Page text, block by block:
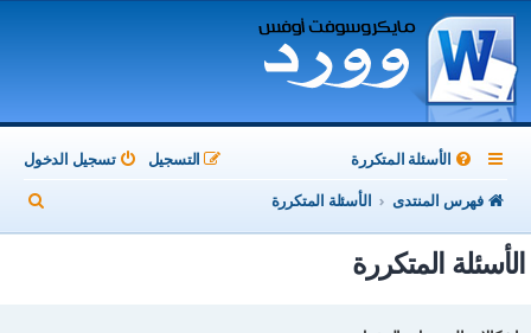
الأسئلة المتكررة تسجيل الدخول
التسجيل
فهرس المنتدى
الأسئلة المتكررة
ح
الأسئلة المتكررة